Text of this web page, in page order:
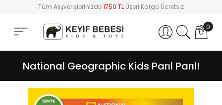
Tüm Alışverişlerinizde1750 TL Üzeri Kargo Ücretsiz
Hesabım 0
National Geographic Kids Parıl Parıl!